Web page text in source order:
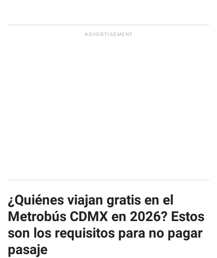
¿Quiénes viajan gratis en el
Metrobús CDMX en 2026? Estos
son los requisitos para no pagar
pasaje